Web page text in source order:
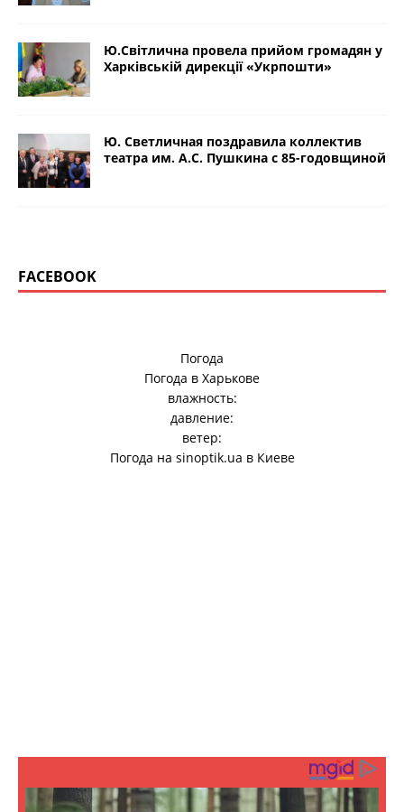
Ю.Світлична провела прийом громадян у
Харківській дирекції «Укрпошти»
Ю. Светличная поздравила коллектив
театра им. А.С. Пушкина с 85-годовщиной
FACEBOOK
Погода
Погода в Харькове
влажность:
давление:
ветер:
Погода на sinoptik.ua в Киеве